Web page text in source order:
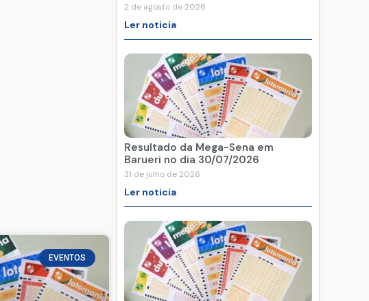
EVENTOS
2 de agosto de 2026
Ler noticia
Resultado da Mega-Sena em
Barueri no dia 30/07/2026
31 de julho de 2026
Ler noticia